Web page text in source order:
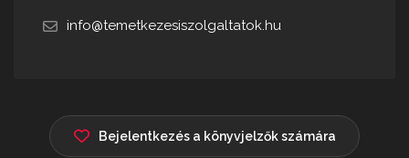
info@temetkezesiszolgaltatok.hu
Bejelentkezés a könyvjelzők számára